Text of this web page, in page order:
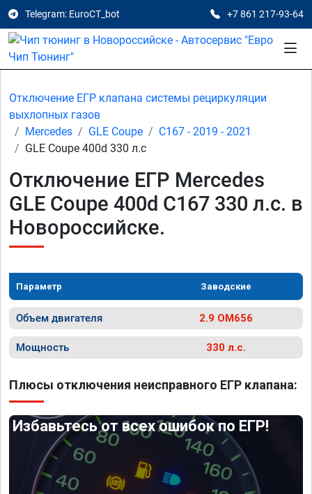
Telegram: EuroCT_bot +7 861 217-93-64
Отключение ЕГР клапана системы рециркуляции
выхлопных газов
Mercedes
GLE Coupe
C167 - 2019 - 2021
GLE Coupe 400d 330 л.с
Отключение ЕГР Mercedes
GLE Coupe 400d C167 330 л.с. в
Новороссийске.
Параметр Заводские
Объем двигателя 2.9 OM656
Мощность 330 л.с.
Плюсы отключения неисправного ЕГР клапана:
Избавьтесь от всех ошибок по ЕГР!